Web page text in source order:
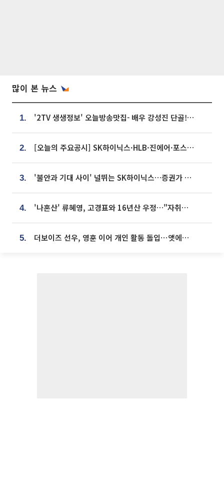
많이 본 뉴스
1. '2TV 생생정보' 오늘방송맛집- 배우 강성진 단골! 쌀국수ㆍ푸팟퐁 커리 맛집 '블○○○'
2. [오늘의 주요공시] SK하이닉스·HLB·진에어·포스코홀딩스·네이버·대우건설 등
3. '불안과 기대 사이' 널뛰는 SK하이닉스…증권가 "HBM4·LTA 기반 펀터멘털 견고"
4. '나혼산' 류혜영, 고경표와 16년산 우정…"자취방서 부모님과 마주쳐"
5. 더보이즈 선우, 영훈 이어 개인 활동 돌입⋯앳에어리어와 전속계약